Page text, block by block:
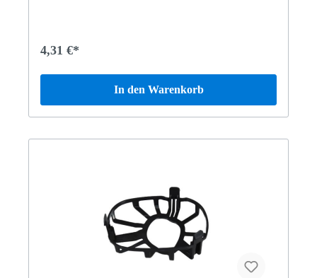
4,31 €*
In den Warenkorb